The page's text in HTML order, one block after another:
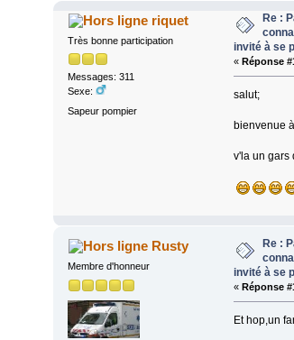
riquet
Très bonne participation
Messages: 311
Sexe:
Sapeur pompier
Re :
invité à se
« Réponse
salut;
bienvenue
v'la un gars
Rusty
Membre d'honneur
Re :
invité à se
« Réponse
Et hop,un